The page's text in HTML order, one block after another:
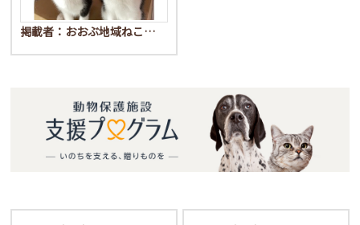
掲載者：おおぶ地域ねこ…